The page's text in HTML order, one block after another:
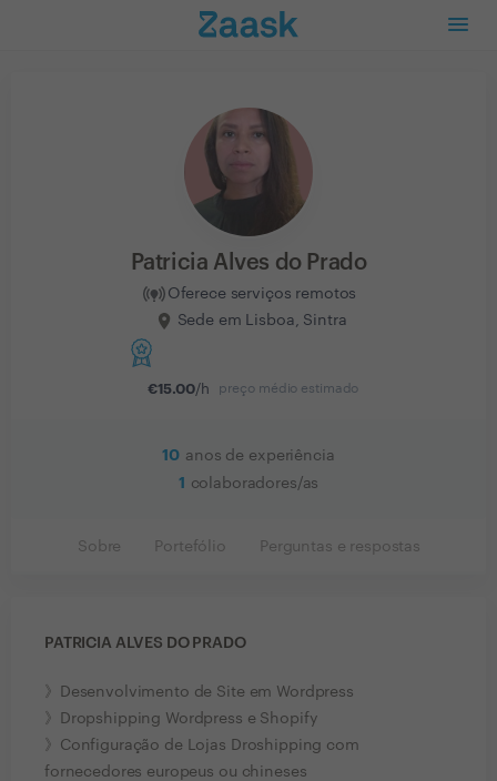
Patricia Alves do Prado
Oferece serviços remotos
Sede em Lisboa, Sintra
€15.00/h preço médio estimado
10 anos de experiência
1
colaboradores/as
Sobre Portefólio Perguntas e respostas
PATRICIA ALVES DO PRADO
》Desenvolvimento de Site em Wordpress
》Dropshipping Wordpress e Shopify
》Configuração de Lojas Droshipping com
fornecedores europeus ou chineses